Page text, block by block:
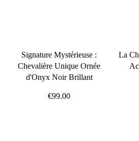
Signature Mystérieuse :
Chevalière Unique Ornée
d'Onyx Noir Brillant
€99.00
La